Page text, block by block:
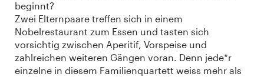
beginnt?
Zwei Elternpaare treffen sich in einem
Nobelrestaurant zum Essen und tasten sich
vorsichtig zwischen Aperitif, Vorspeise und
zahlreichen weiteren Gängen voran. Denn jede*r
einzelne in diesem Familienquartett weiss mehr als